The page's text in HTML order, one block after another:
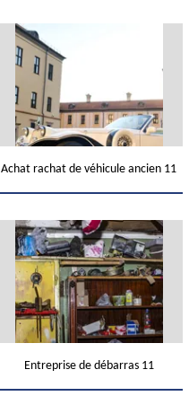
Achat rachat de véhicule ancien 11
Entreprise de débarras 11